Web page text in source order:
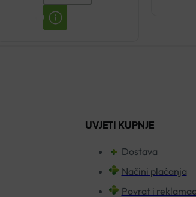
BIOLAKS
SIRUP
UVJETI KUPNJE
Dostava
Načini plaćanja
Povrat i